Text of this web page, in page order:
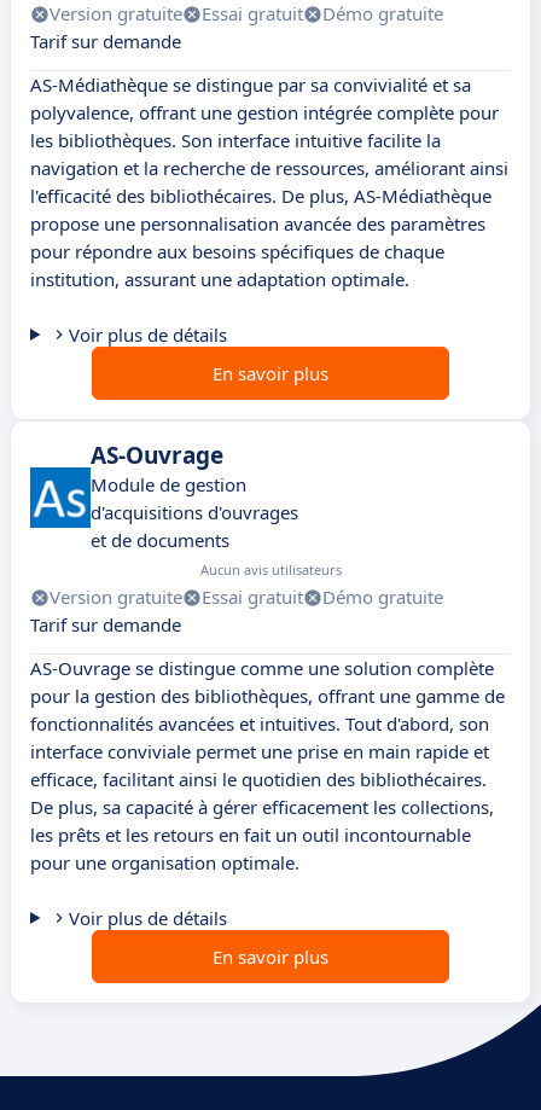
Version gratuite Essai gratuit
Démo gratuite
Tarif sur demande
AS-Médiathèque se distingue par sa convivialité et sa
polyvalence, offrant une gestion intégrée complète pour
les bibliothèques. Son interface intuitive facilite la
navigation et la recherche de ressources, améliorant ainsi
l'efficacité des bibliothécaires. De plus, AS-Médiathèque
propose une personnalisation avancée des paramètres
pour répondre aux besoins spécifiques de chaque
institution, assurant une adaptation optimale.
Voir plus de détails
En savoir plus
AS-Ouvrage
Module de gestion
d'acquisitions d'ouvrages
et de documents
Aucun avis utilisateurs
Version gratuite Essai gratuit
Démo gratuite
Tarif sur demande
AS-Ouvrage se distingue comme une solution complète
pour la gestion des bibliothèques, offrant une gamme de
fonctionnalités avancées et intuitives. Tout d'abord, son
interface conviviale permet une prise en main rapide et
efficace, facilitant ainsi le quotidien des bibliothécaires.
De plus, sa capacité à gérer efficacement les collections,
les prêts et les retours en fait un outil incontournable
pour une organisation optimale.
Voir plus de détails
En savoir plus